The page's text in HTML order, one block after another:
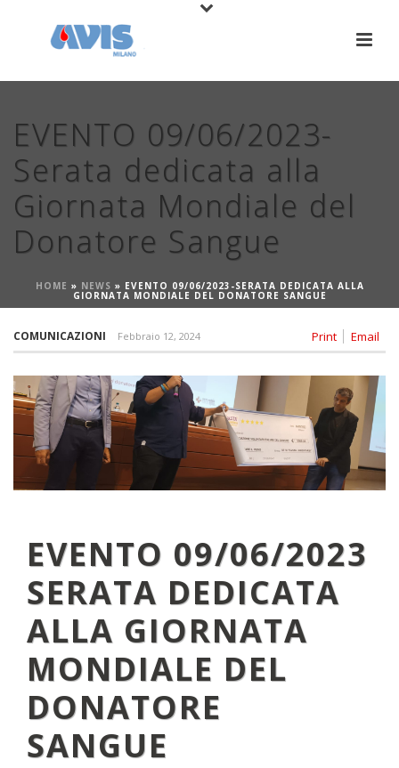
EVENTO 09/06/2023-
Serata dedicata alla
Giornata Mondiale del
Donatore Sangue
HOME » NEWS » EVENTO 09/06/2023-SERATA DEDICATA ALLA
GIORNATA MONDIALE DEL DONATORE SANGUE
Print Email
COMUNICAZIONI Febbraio 12, 2024
EVENTO 09/06/2023
SERATA DEDICATA
ALLA GIORNATA
MONDIALE DEL
DONATORE
SANGUE